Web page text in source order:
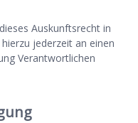
Auskunftsrecht in
jederzeit an einen
Verantwortlichen